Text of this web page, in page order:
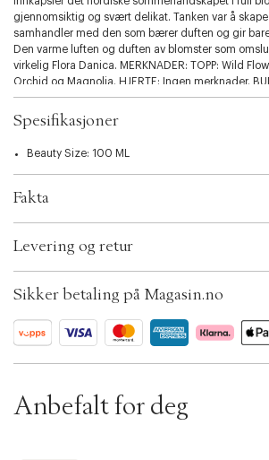
v
a
r
i
a
t
i
o
.
l
t
n
gjennomsiktig og svært delikat. Tanken var å
samhandler med den som bærer duften og gir
Den varme luften og duften av blomster som
virkelig Flora Danica. MERKNADER: TOPP: Wild
Orchid og Magnolia. HJERTE: Ingen merknader.
Madagaskar, Molekyler, Sandalwood og Silver
Spesifikasjoner
Beauty Size: 100 ML
Fakta
EAN: 5712598001028
ID: ADMT63-0008
Levering og retur
Sikker betaling på Magasin.no
Anbefalt for deg